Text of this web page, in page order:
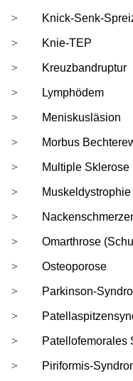
Knick-Senk-
Knie-TEP
Kreuzbandruptur
Lymphödem
Meniskusläsion
Morbus
Multiple Sklerose
Muskeldystrophie
Omarthrose
Osteoporose
Parkinson-
Patellofemorales
Piriformis-